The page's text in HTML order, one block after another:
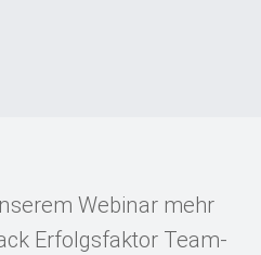
Webinar mehr
Erfolgsfaktor Team-